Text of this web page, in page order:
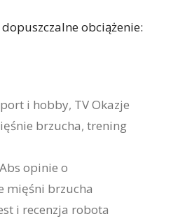
obciążenie:
i hobby, TV Okazje
brzucha,trening
opinie o
mięśni brzucha
i recenzja robota